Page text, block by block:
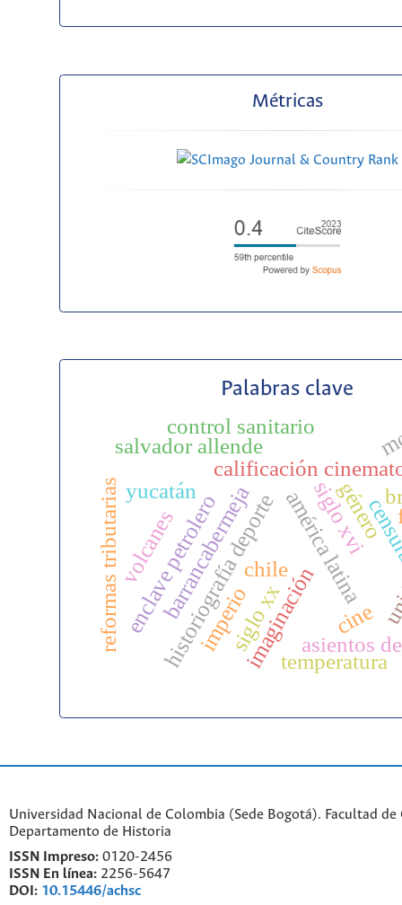
Métricas
Palabras clave
historiografía deporteamérica latina
calificación
cine
chile
salvador allende
barrancabermeja
enclave petroleroimaginaciónasientos
siglo xvi
siglo xx
temperatura
yucatán
reformas tributarias imperio
volcanes
control sanitario
género
Universidad Nacional de Colombia (Sede Bogotá). Facultad de
Departamento de Historia
ISSN Impreso: 0120-2456
ISSN En línea: 2256-5647
DOI: 10.15446/achsc